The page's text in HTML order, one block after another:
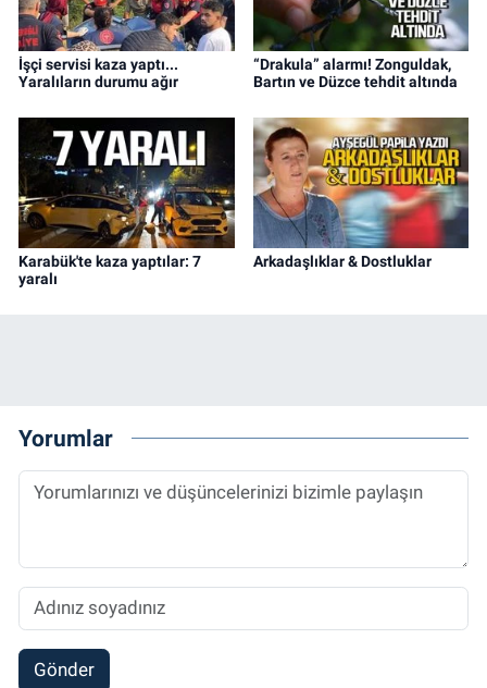
İşçi servisi kaza yaptı...
Yaralıların durumu ağır
“Drakula” alarmı! Zonguldak,
Bartın ve Düzce tehdit altında
Karabük'te kaza yaptılar: 7
yaralı
Arkadaşlıklar & Dostluklar
Yorumlar
Gönder